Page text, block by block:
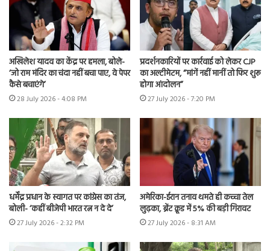
अखिलेश यादव का केंद्र पर हमला, बोले-
‘जो राम मंदिर का चंदा नहीं बचा पाए, वे पेपर
कैसे बचाएंगे’
28 July 2026 - 4:08 PM
प्रदर्शनकारियों पर कार्रवाई को लेकर CJP
का अल्टीमेटम, “मांगें नहीं मानीं तो फिर शुरू
होगा आंदोलन”
27 July 2026 - 7:20 PM
धर्मेंद्र प्रधान के स्वागत पर कांग्रेस का तंज,
बोली- ‘कहीं बीजेपी भारत रत्न न दे दे’
27 July 2026 - 2:32 PM
अमेरिका-ईरान तनाव थमते ही कच्चा तेल
लुढ़का, ब्रेंट क्रूड में 5% की बड़ी गिरावट
27 July 2026 - 8:31 AM